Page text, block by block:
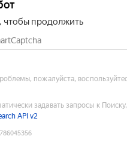
продолжить
пожалуйста,
задавать запросы к Поиску,
API v2